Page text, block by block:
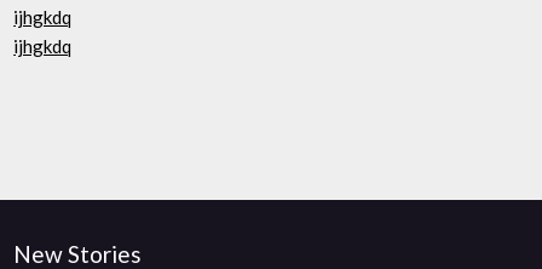
ijhgkdq
ijhgkdq
New Stories